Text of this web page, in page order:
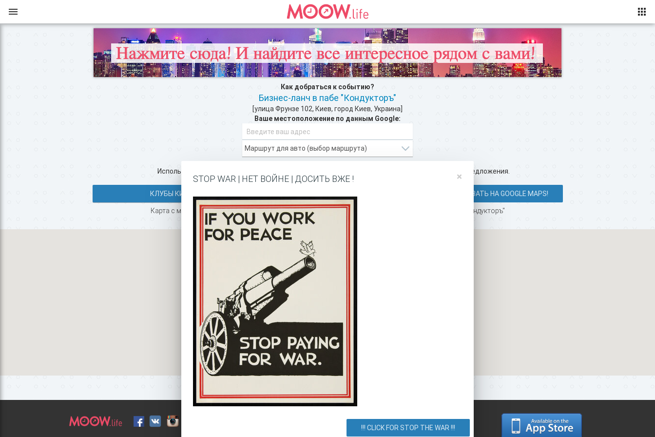
Как добраться к событию?
Бизнес-ланч в пабе "Кондукторъ"
[улица Фрунзе 102, Киев, город Киев, Украина]
Ваше местоположение по данным Google:
Используйте все возможности Moow.life и добавляйте свои интересные предложения.
КЛУБЫ КИЕВА >> ПОКАЗАТЬ НА GOOGLE MAPS!
Карта с маршрутом, как добратся на мероприятие или проехать к событию. Бизнес-ланч в пабе "Кондукторъ"
улица Фрунзе 102, Киев, город Киев, Украина. Как добраться? Как доехать? Маршрут.
×
STOP WAR | НЕТ ВОЙНЕ | ДОСИТЬ ВЖЕ !
!!! CLICK FOR STOP THE WAR !!!
Соглашение
О сервисе